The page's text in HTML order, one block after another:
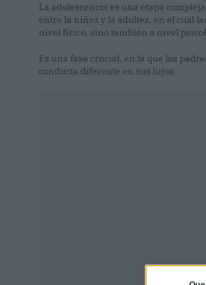
La adolescencia es una etapa
entre la niñez y la adultez, en el cual
nivel físico, sino también a nivel
Es una fase crucial, en la que los
conducta diferente en sus hijos.